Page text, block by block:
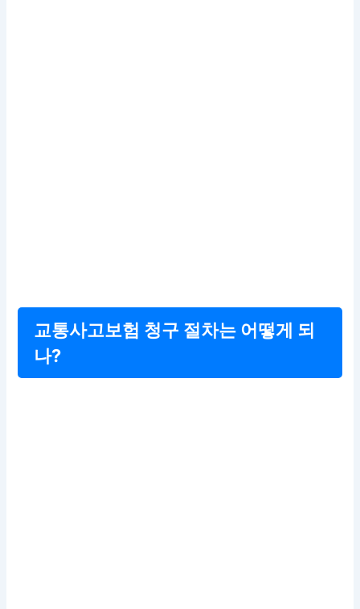
교통사고보험 청구 절차는 어떻게 되
나?